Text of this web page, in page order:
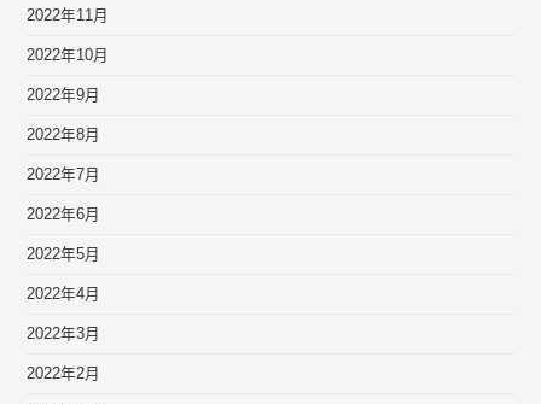
2022年11月
2022年10月
2022年9月
2022年8月
2022年7月
2022年6月
2022年5月
2022年4月
2022年3月
2022年2月